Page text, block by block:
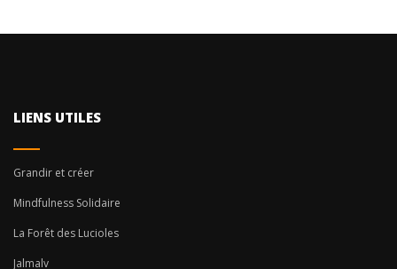
LIENS UTILES
Grandir et créer
Mindfulness Solidaire
La Forêt des Lucioles
Jalmalv